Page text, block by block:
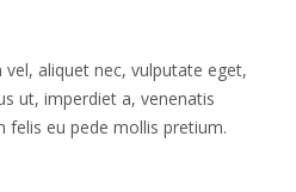
aliquet nec, vulputate eget,
ut, imperdiet a, venenatis
felis eu pede mollis pretium.